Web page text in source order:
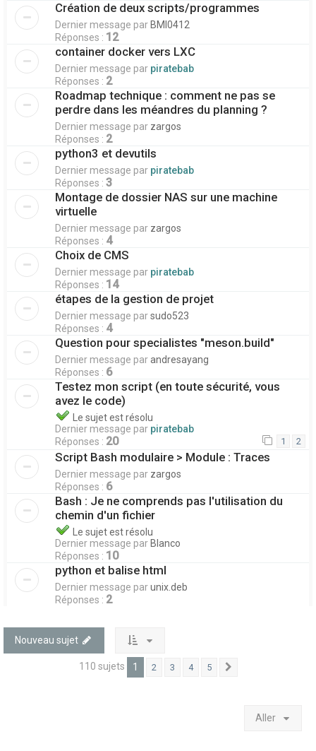
Création de deux scripts/programmes
Dernier message par BMI0412
Réponses : 12
container docker vers LXC
Dernier message par piratebab
Réponses : 2
Roadmap technique : comment ne pas se
perdre dans les méandres du planning ?
Dernier message par zargos
Réponses : 2
python3 et devutils
Dernier message par piratebab
Réponses : 3
Montage de dossier NAS sur une machine
virtuelle
Dernier message par zargos
Réponses : 4
Choix de CMS
Dernier message par piratebab
Réponses : 14
étapes de la gestion de projet
Dernier message parsudo523
Réponses : 4
Question pour specialistes "meson.build"
Dernier message parandresayang
Réponses : 6
Testez mon script (en toute sécurité, vous
avez le code)
Le sujet est résolu
Dernier message par piratebab
Réponses : 20 1 2
Script Bash modulaire > Module : Traces
Dernier message par zargos
Réponses : 6
Bash : Je ne comprends pas l'utilisation du
chemin d'un fichier
Le sujet est résolu
Dernier message par Blanco
Réponses : 10
python et balise html
Dernier message parunix.deb
Réponses : 2
Nouveau sujet
110 sujets 1 2 3 4 5
Aller